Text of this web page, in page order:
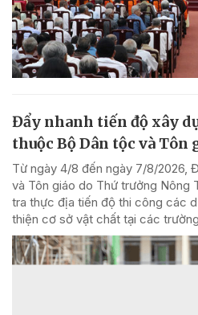
Đẩy nhanh tiến độ xây
thuộc Bộ Dân tộc và Tôn
Từ ngày 4/8 đến ngày 7/8/2026,
và Tôn giáo do Thứ trưởng Nông
tra thực địa tiến độ thi công các
thiện cơ sở vật chất tại các